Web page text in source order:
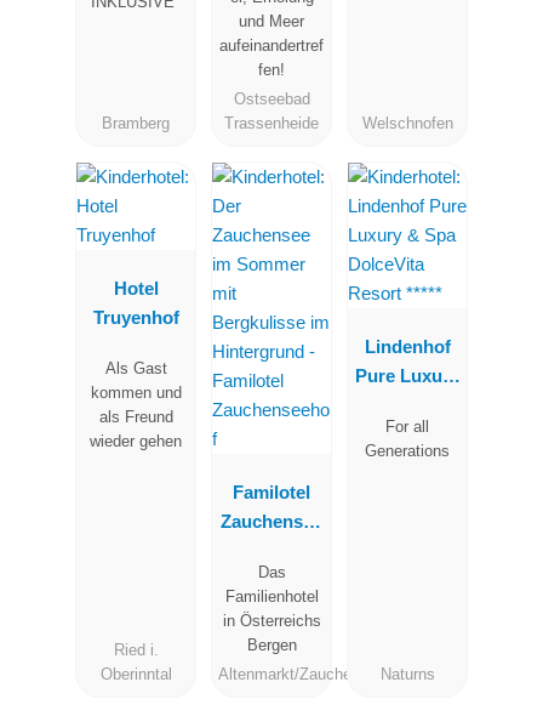
Bramberg
und Meer
aufeinandertref
fen!
Ostseebad
Trassenheide
Welschnofen
Hotel
Truyenhof
Als Gast
kommen und
als Freund
wieder gehen
Ried i.
Oberinntal
Familotel
Zauchensee
Das
Familienhotel
in Österreichs
Bergen
Altenmarkt/Zauchensee
Lindenhof
Pure Luxury
DolceVita
Resort *****
For all
Generations
Naturns